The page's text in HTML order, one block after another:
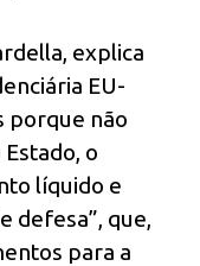
explica
EU-
porque não
o
líquido e
defesa”, que,
para a